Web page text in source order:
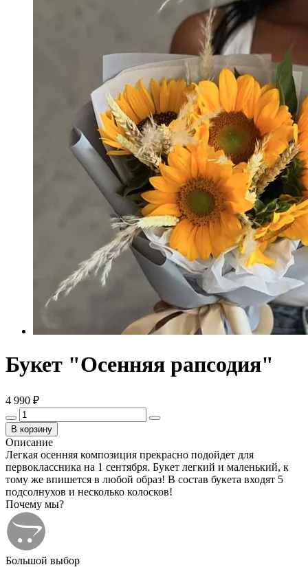
Букет "Осенняя рапсодия"
4 990 ₽
В корзину
Описание
Легкая осенняя композиция прекрасно подойдет для
первоклассника на 1 сентября. Букет легкий и маленький, к
тому же впишется в любой образ! В состав букета входят 5
подсолнухов и несколько колосков!
Почему мы?
Большой выбор